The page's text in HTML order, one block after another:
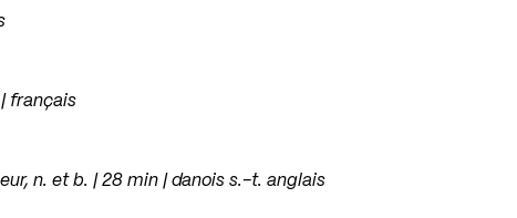
français
n. et b. | 28 min | danois s.-t. anglais